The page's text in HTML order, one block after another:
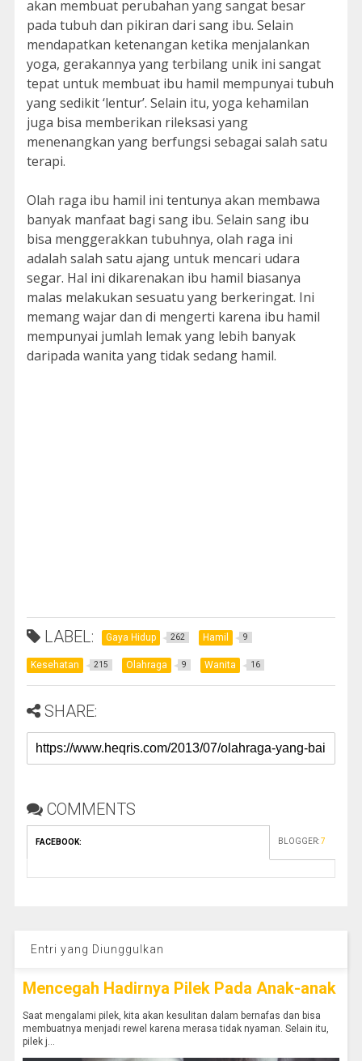
akan membuat perubahan yang sangat besar
pada tubuh dan pikiran dari sang ibu. Selain
mendapatkan ketenangan ketika menjalankan
yoga, gerakannya yang terbilang unik ini sangat
tepat untuk membuat ibu hamil mempunyai tubuh
yang sedikit ‘lentur’. Selain itu, yoga kehamilan
juga bisa memberikan rileksasi yang
menenangkan yang berfungsi sebagai salah satu
terapi.
Olah raga ibu hamil ini tentunya akan membawa
banyak manfaat bagi sang ibu. Selain sang ibu
bisa menggerakkan tubuhnya, olah raga ini
adalah salah satu ajang untuk mencari udara
segar. Hal ini dikarenakan ibu hamil biasanya
malas melakukan sesuatu yang berkeringat. Ini
memang wajar dan di mengerti karena ibu hamil
mempunyai jumlah lemak yang lebih banyak
daripada wanita yang tidak sedang hamil.
LABEL: Gaya Hidup 262 Hamil 9
Kesehatan 215 Olahraga 9 Wanita 16
SHARE:
COMMENTS
FACEBOOK: BLOGGER:7
Entri yang Diunggulkan
Mencegah Hadirnya Pilek Pada Anak-anak
Saat mengalami pilek, kita akan kesulitan dalam bernafas dan bisa
membuatnya menjadi rewel karena merasa tidak nyaman. Selain itu,
pilek j...